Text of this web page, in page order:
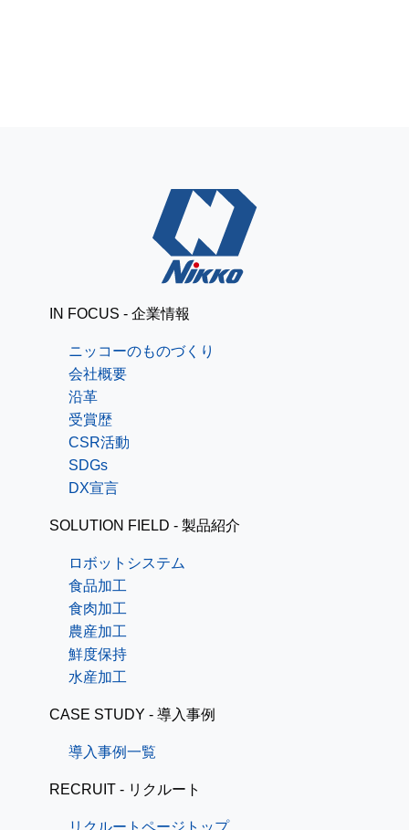
IN FOCUS - 企業情報
ニッコーのものづくり
会社概要
沿革
受賞歴
CSR活動
SDGs
DX宣言
SOLUTION FIELD - 製品紹介
ロボットシステム
食品加工
食肉加工
農産加工
鮮度保持
水産加工
CASE STUDY - 導入事例
導入事例一覧
RECRUIT - リクルート
リクルートページトップ